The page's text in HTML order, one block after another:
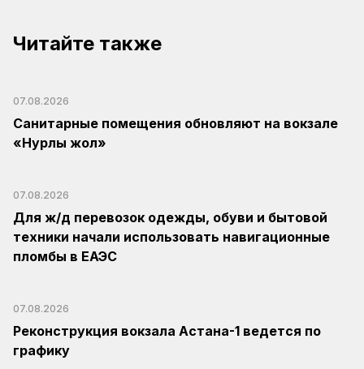
Читайте также
07.08.2026
Санитарные помещения обновляют на вокзале
«Нурлы жол»
07.08.2026
Для ж/д перевозок одежды, обуви и бытовой
техники начали использовать навигационные
пломбы в ЕАЭС
07.08.2026
Реконструкция вокзала Астана-1 ведется по
графику